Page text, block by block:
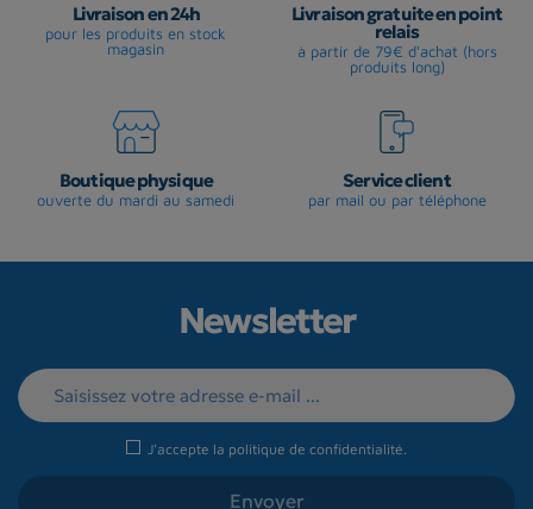
Livraison en 24h
pour les produits en stock
magasin
Livraison gratuite en point
relais
à partir de 79€ d'achat (hors
produits long)
Boutique physique
ouverte du mardi au samedi
Service client
par mail ou par téléphone
Newsletter
J'accepte la politique de confidentialité